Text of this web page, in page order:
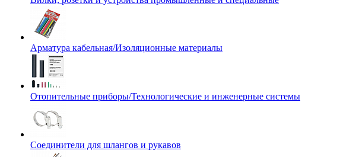
Арматура кабельная/Изоляционные материалы
Отопительные приборы/Технологические и инженерные системы
Соединители для шлангов и рукавов